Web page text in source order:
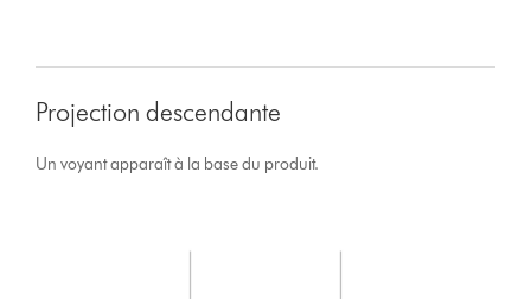
Projection descendante
Un voyant apparaît à la base du produit.